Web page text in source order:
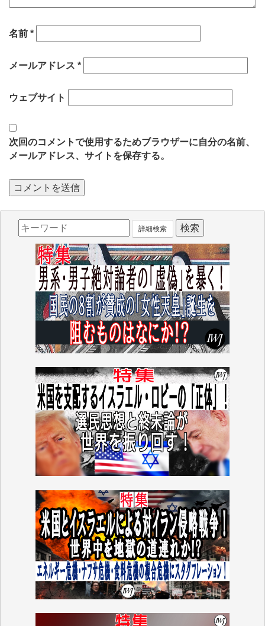
名前 *
メールアドレス *
ウェブサイト
次回のコメントで使用するためブラウザーに自分の名前、
メールアドレス、サイトを保存する。
詳細検索